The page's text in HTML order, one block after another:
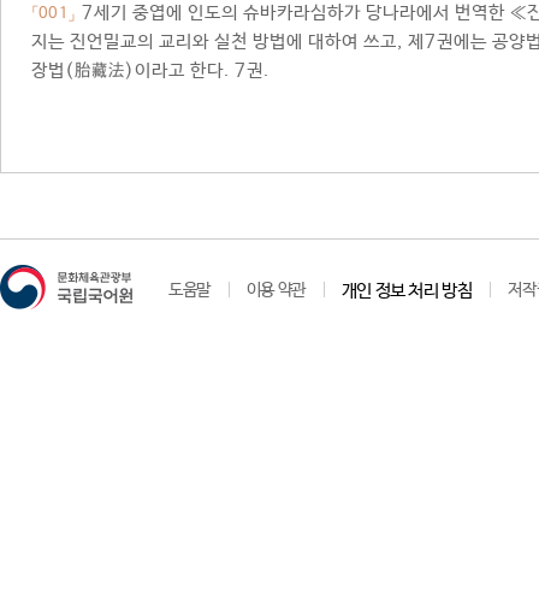
「001」 7세기 중엽에 인도의 슈바카라심하가 당나라에서 번역한
지는 진언밀교의 교리와 실천 방법에 대하여 쓰고, 제7권에는 공양
장법(胎藏法)이라고 한다. 7권.
도움말 이용 약관 개인 정보 처리 방침 저